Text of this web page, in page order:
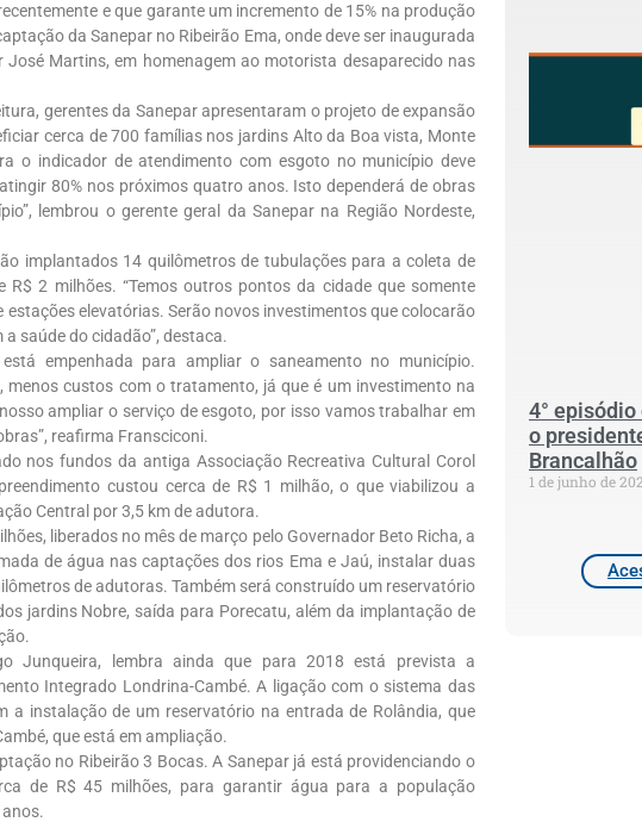
e que garante um incremento de 15% na produção
da Sanepar no Ribeirão Ema, onde deve ser inaugurada
Martins, em homenagem ao motorista desaparecido nas
gerentes da Sanepar apresentaram o projeto de expansão
cerca de 700 famílias nos jardins Alto da Boa vista, Monte
o indicador de atendimento com esgoto no município deve
80% nos próximos quatro anos. Isto dependerá de obras
lembrou o gerente geral da Sanepar na Região Nordeste,
implantados 14 quilômetros de tubulações para a coleta de
2 milhões. “Temos outros pontos da cidade que somente
estações elevatórias. Serão novos investimentos que colocarão
saúde do cidadão”, destaca.
empenhada para ampliar o saneamento no município.
menos custos com o tratamento, já que é um investimento na
ampliar o serviço de esgoto, por isso vamos trabalhar em
reafirma Fransciconi.
nos fundos da antiga Associação Recreativa Cultural Corol
custou cerca de R$ 1 milhão, o que viabilizou a
Central por 3,5 km de adutora.
liberados no mês de março pelo Governador Beto Richa, a
de água nas captações dos rios Ema e Jaú, instalar duas
de adutoras. Também será construído um reservatório
jardins Nobre, saída para Porecatu, além da implantação de
Junqueira, lembra ainda que para 2018 está prevista a
Integrado Londrina-Cambé. A ligação com o sistema das
a instalação de um reservatório na entrada de Rolândia, que
que está em ampliação.
no Ribeirão 3 Bocas. A Sanepar já está providenciando o
de R$ 45 milhões, para garantir água para a população
4°
o
Brancalhão
1 de junho de